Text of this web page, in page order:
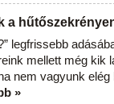
a
legfrissebb
mellett még kik
nem vagyunk elég
»